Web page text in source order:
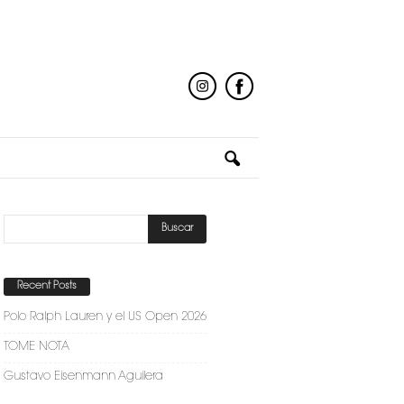
Recent Posts
Polo Ralph Lauren y el US Open 2026
TOME NOTA
Gustavo Eisenmann Aguilera